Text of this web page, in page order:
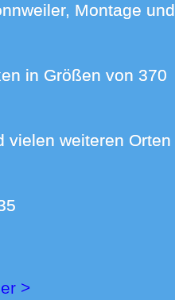
Montage und
>